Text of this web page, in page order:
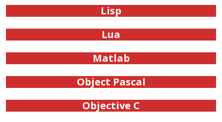
Lisp
Lua
Matlab
Object Pascal
Objective C